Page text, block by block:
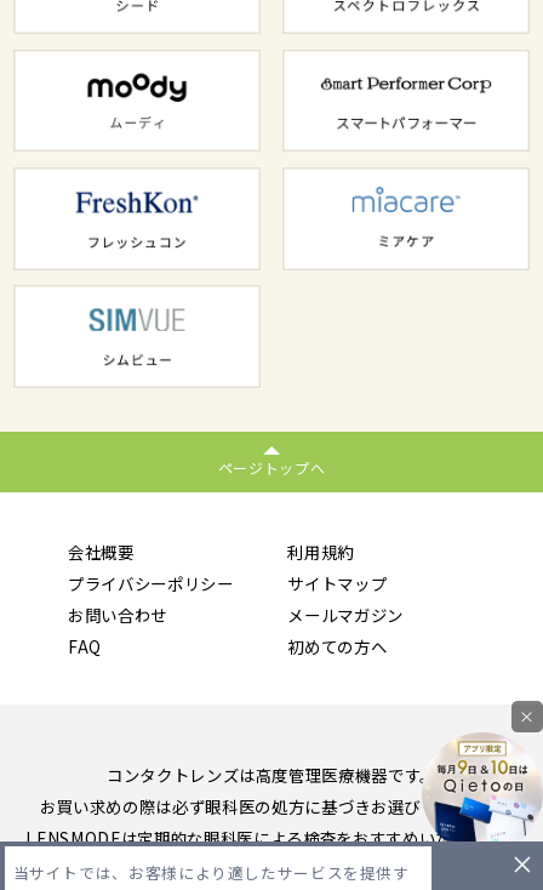
ページトップへ
会社概要
利用規約
プライバシーポリシー
サイトマップ
お問い合わせ
メールマガジン
FAQ
初めての方へ
コンタクトレンズは高度管理医療機器です。
お買い求めの際は必ず眼科医の処方に基づきお選びください。
LENSMODEは定期的な眼科医による検査をおすすめいたします。
当サイトでは、お客様により適したサービスを提供す
×